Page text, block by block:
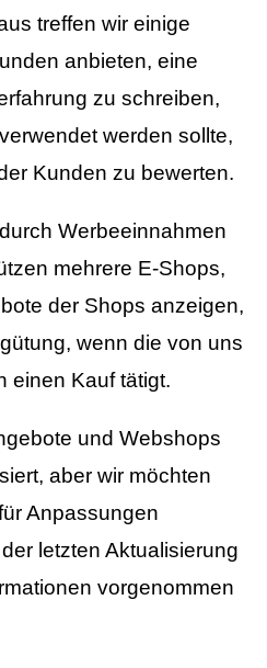
treffen wir einige
anbieten, eine
zu schreiben,
werden sollte,
Kunden zu bewerten.
Werbeeinnahmen
mehrere E-Shops,
der Shops anzeigen,
wenn die von uns
einen Kauf tätigt.
und Webshops
aber wir möchten
Anpassungen
letzten Aktualisierung
vorgenommen